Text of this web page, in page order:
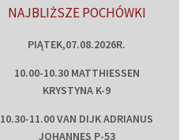
NAJBLIŻSZE POCHÓWKI
PIĄTEK,07.08.2026R.
10.00-10.30 MATTHIESSEN
KRYSTYNA K-9
10.30-11.00 VAN DIJK ADRIANUS
JOHANNES P-53